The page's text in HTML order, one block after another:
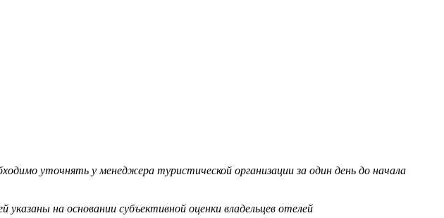
уточнять у менеджера туристической организации за один день до начала
на основании субъективной оценки владельцев отелей